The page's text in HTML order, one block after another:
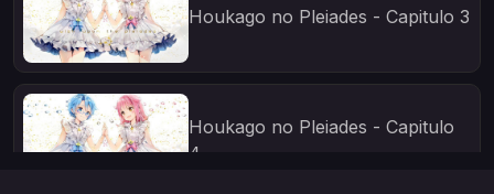
Houkago no Pleiades - Capitulo 3
Houkago no Pleiades - Capitulo
4